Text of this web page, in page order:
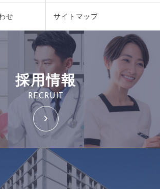
せ サイトマップ
採用情報
RECRUIT